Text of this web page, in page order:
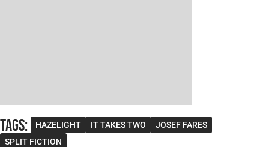
Tags: HAZELIGHT IT TAKES TWO
JOSEF FARES
SPLIT FICTION